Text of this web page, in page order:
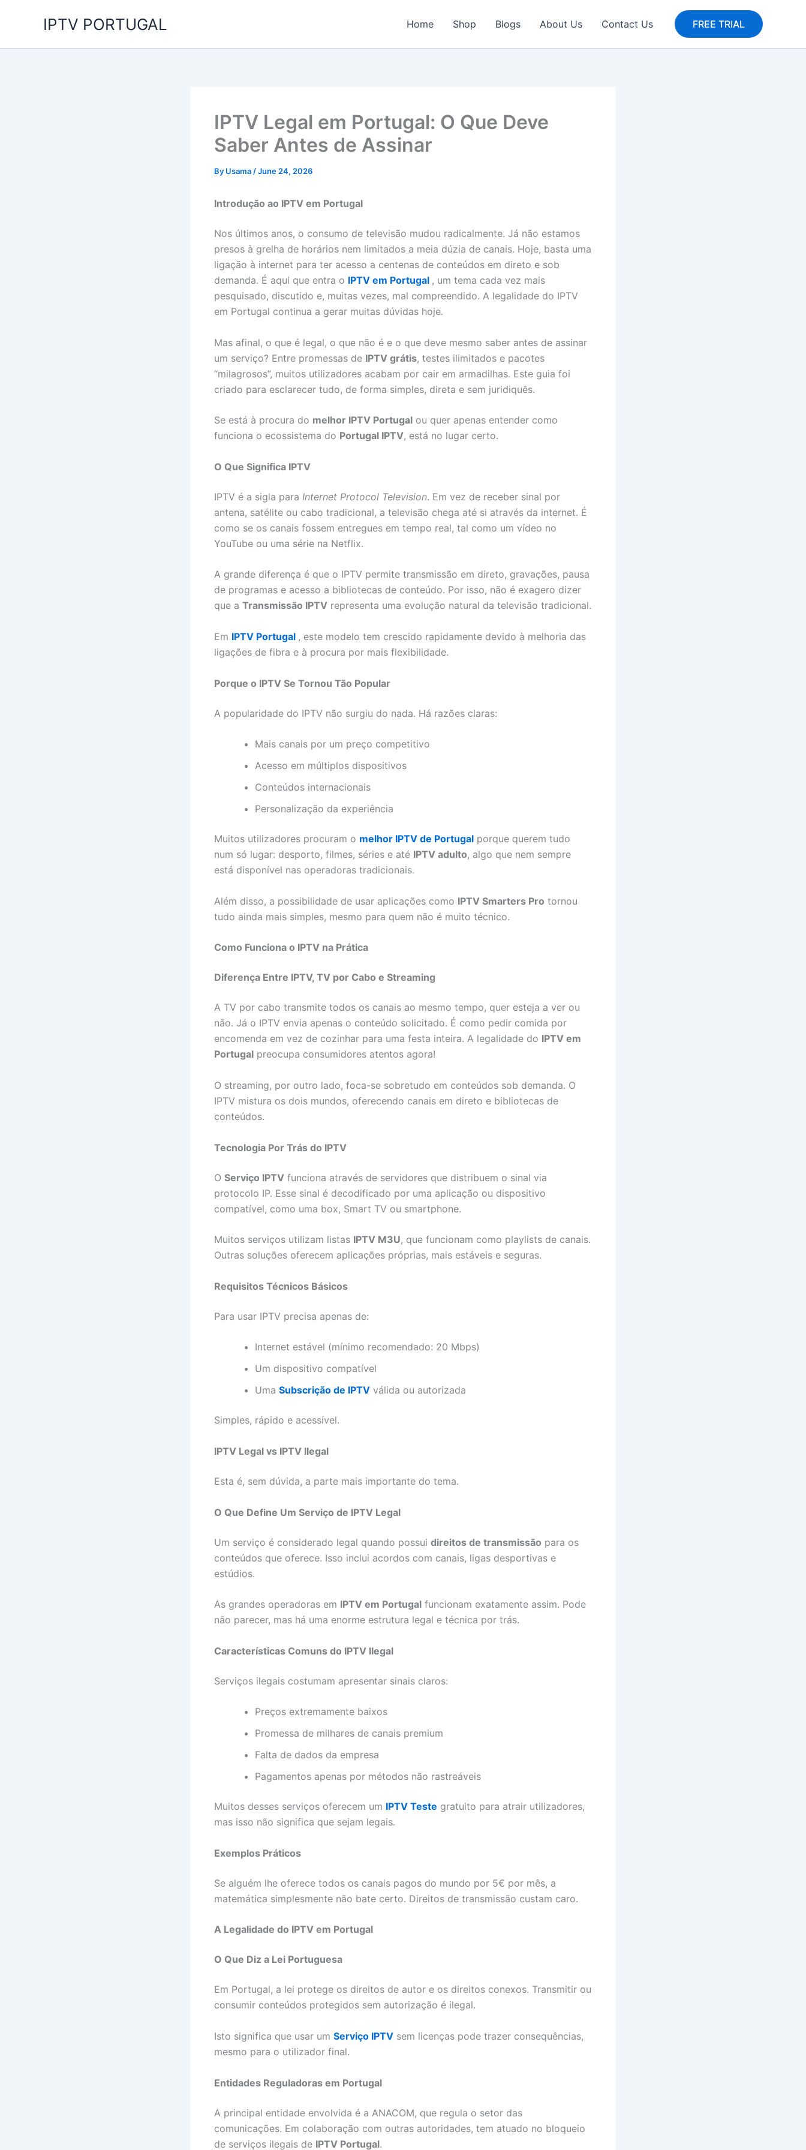
IPTV PORTUGAL Home Shop Blogs About Us Contact Us FREE TRIAL
IPTV Legal em Portugal: O Que Deve
Saber Antes de Assinar
By Usama /June 24, 2026
Introdução ao IPTV em Portugal
Nos últimos anos, o consumo de televisão mudou radicalmente. Já não estamos
presos à grelha de horários nem limitados a meia dúzia de canais. Hoje, basta uma
ligação à internet para ter acesso a centenas de conteúdos em direto e sob
demanda. É aqui que entra o IPTV em Portugal , um tema cada vez mais
pesquisado, discutido e, muitas vezes, mal compreendido. A legalidade do IPTV
em Portugal continua a gerar muitas dúvidas hoje.
Mas afinal, o que é legal, o que não é e o que deve mesmo saber antes de assinar
um serviço? Entre promessas de IPTV grátis, testes ilimitados e pacotes
“milagrosos”, muitos utilizadores acabam por cair em armadilhas. Este guia foi
criado para esclarecer tudo, de forma simples, direta e sem juridiquês.
Se está à procura do melhor IPTV Portugal ou quer apenas entender como
funciona o ecossistema do Portugal IPTV, está no lugar certo.
O Que Significa IPTV
IPTV é a sigla para Internet Protocol Television. Em vez de receber sinal por
antena, satélite ou cabo tradicional, a televisão chega até si através da internet. É
como se os canais fossem entregues em tempo real, tal como um vídeo no
YouTube ou uma série na Netflix.
A grande diferença é que o IPTV permite transmissão em direto, gravações, pausa
de programas e acesso a bibliotecas de conteúdo. Por isso, não é exagero dizer
que a Transmissão IPTV representa uma evolução natural da televisão tradicional.
Em IPTV Portugal , este modelo tem crescido rapidamente devido à melhoria das
ligações de fibra e à procura por mais flexibilidade.
Porque o IPTV Se Tornou Tão Popular
A popularidade do IPTV não surgiu do nada. Há razões claras:
Mais canais por um preço competitivo
Acesso em múltiplos dispositivos
Conteúdos internacionais
Personalização da experiência
Muitos utilizadores procuram o melhor IPTV de Portugal porque querem tudo
num só lugar: desporto, filmes, séries e até IPTV adulto, algo que nem sempre
está disponível nas operadoras tradicionais.
Além disso, a possibilidade de usar aplicações como IPTV Smarters Pro tornou
tudo ainda mais simples, mesmo para quem não é muito técnico.
Como Funciona o IPTV na Prática
Diferença Entre IPTV, TV por Cabo e Streaming
A TV por cabo transmite todos os canais ao mesmo tempo, quer esteja a ver ou
não. Já o IPTV envia apenas o conteúdo solicitado. É como pedir comida por
encomenda em vez de cozinhar para uma festa inteira. A legalidade do IPTV em
Portugal preocupa consumidores atentos agora!
O streaming, por outro lado, foca-se sobretudo em conteúdos sob demanda. O
IPTV mistura os dois mundos, oferecendo canais em direto e bibliotecas de
conteúdos.
Tecnologia Por Trás do IPTV
O Serviço IPTV funciona através de servidores que distribuem o sinal via
protocolo IP. Esse sinal é decodificado por uma aplicação ou dispositivo
compatível, como uma box, Smart TV ou smartphone.
Muitos serviços utilizam listas IPTV M3U, que funcionam como playlists de canais.
Outras soluções oferecem aplicações próprias, mais estáveis e seguras.
Requisitos Técnicos Básicos
Para usar IPTV precisa apenas de:
Internet estável (mínimo recomendado: 20 Mbps)
Um dispositivo compatível
Uma Subscrição de IPTV válida ou autorizada
Simples, rápido e acessível.
IPTV Legal vs IPTV Ilegal
Esta é, sem dúvida, a parte mais importante do tema.
O Que Define Um Serviço de IPTV Legal
Um serviço é considerado legal quando possui direitos de transmissão para os
conteúdos que oferece. Isso inclui acordos com canais, ligas desportivas e
estúdios.
As grandes operadoras em IPTV em Portugal funcionam exatamente assim. Pode
não parecer, mas há uma enorme estrutura legal e técnica por trás.
Características Comuns do IPTV Ilegal
Serviços ilegais costumam apresentar sinais claros:
Preços extremamente baixos
Promessa de milhares de canais premium
Falta de dados da empresa
Pagamentos apenas por métodos não rastreáveis
Muitos desses serviços oferecem um IPTV Teste gratuito para atrair utilizadores,
mas isso não significa que sejam legais.
Exemplos Práticos
Se alguém lhe oferece todos os canais pagos do mundo por 5€ por mês, a
matemática simplesmente não bate certo. Direitos de transmissão custam caro.
A Legalidade do IPTV em Portugal
O Que Diz a Lei Portuguesa
Em Portugal, a lei protege os direitos de autor e os direitos conexos. Transmitir ou
consumir conteúdos protegidos sem autorização é ilegal.
Isto significa que usar um Serviço IPTV sem licenças pode trazer consequências,
mesmo para o utilizador final.
Entidades Reguladoras em Portugal
A principal entidade envolvida é a ANACOM, que regula o setor das
comunicações. Em colaboração com outras autoridades, tem atuado no bloqueio
de serviços ilegais de IPTV Portugal.